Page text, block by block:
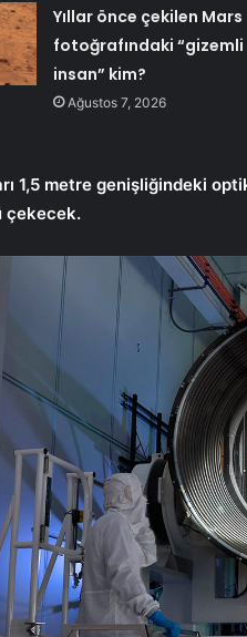
Yıllar önce çekilen Mars
fotoğrafındaki “gizemli
insan” kim?
Ağustos 7, 2026
1,5 metre genişliğindeki
çekecek.